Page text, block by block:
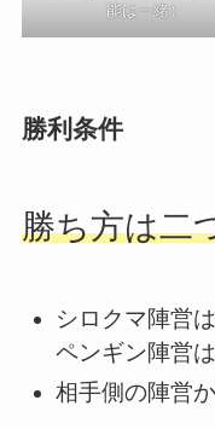
能は一緒）
勝利条件
勝ち方は二
シロクマ陣営
ペンギン陣営
相手側の陣営